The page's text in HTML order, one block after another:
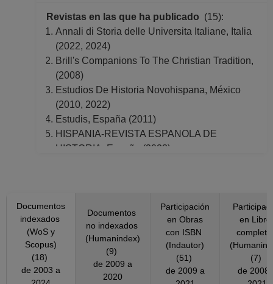
Revistas en las que ha publicado (15):
Annali di Storia delle Universita Italiane, Italia
(2022, 2024)
Brill's Companions To The Christian Tradition,
(2008)
Estudios De Historia Novohispana, México
(2010, 2022)
Estudis, España (2011)
HISPANIA-REVISTA ESPANOLA DE
HISTORIA, España (2023)
PAEDAGOG HIST, Bélgica (2021)
Renaissance Quarterly, Estados Unidos
America (2016)
Revista de Indias, España (2014, 2018, 2020)
Revue Des Sciences Philosophiques Et The
´ologiques., Francia (2015)
Documentos
indexados
(WoS y
Scopus)
(18)
de 2003 a
Documentos
no indexados
(Humanindex)
(9)
de 2009 a
2020
Participación
en Obras
con ISBN
(Indautor)
(51)
de 2009 a
en
(7)
de 2008 a